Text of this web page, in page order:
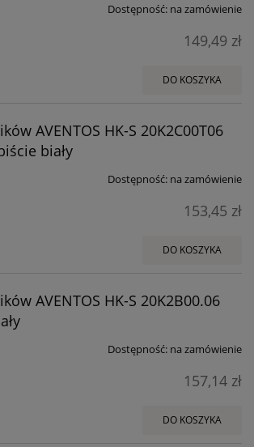
Dostępność: na zamówienie
149,49 zł
DO KOSZYKA
AVENTOS HK-S 20K2C00T06
biały
Dostępność: na zamówienie
153,45 zł
DO KOSZYKA
AVENTOS HK-S 20K2B00.06
Dostępność: na zamówienie
157,14 zł
DO KOSZYKA